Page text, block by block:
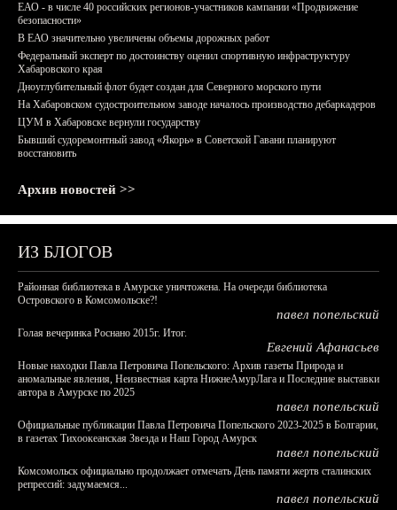
ЕАО - в числе 40 российских регионов-участников кампании «Продвижение
безопасности»
В ЕАО значительно увеличены объемы дорожных работ
Федеральный эксперт по достоинству оценил спортивную инфраструктуру
Хабаровского края
Дноуглубительный флот будет создан для Северного морского пути
На Хабаровском судостроительном заводе началось производство дебаркадеров
ЦУМ в Хабаровске вернули государству
Бывший судоремонтный завод «Якорь» в Советской Гавани планируют
восстановить
Архив новостей >>
ИЗ БЛОГОВ
Районная библиотека в Амурске уничтожена. На очереди библиотека
Островского в Комсомольске?!
павел попельский
Голая вечеринка Роснано 2015г. Итог.
Евгений Афанасьев
Новые находки Павла Петровича Попельского: Архив газеты Природа и
аномальные явления, Неизвестная карта НижнеАмурЛага и Последние выставки
автора в Амурске по 2025
павел попельский
Официальные публикации Павла Петровича Попельского 2023-2025 в Болгарии,
в газетах Тихоокеанская Звезда и Наш Город Амурск
павел попельский
Комсомольск официально продолжает отмечать День памяти жертв сталинских
репрессий: задумаемся...
павел попельский